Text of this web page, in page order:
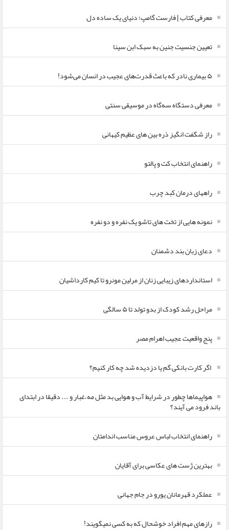
معرفی کتاب | فارست گامپ؛ دنیای یک ساده دل
تعیین جنسیت جنین به سبک ابن سینا
۵ بیماری نادر که باعث قدرت‌های عجیب در انسان می‌شود!
معرفی دستگاه سه‌گاه در موسیقی سنتی
راز شگفت انگیز ذره بین های عظیم کیهانی
راهنمای انتخاب کت و پالتو
راههای درمان کبد چرب
نمونه هایی از تخت های تاشو یک نفره و دو نفره
دعای زبان بند دشمنان
استانداردهای زیبایی زنان از مرلین مونرو تا کیم کارداشیان
مراحل رشد کودک از بدو تولد تا ۵ سالگی
پنج واقعیت عجیب اهرام مصر
اگر کارت بانکی گم یا دزدیده شد چه کار کنیم؟
هواپیماها چطور در شرایط آب و هوایی بد مثل مه،غبار و …. دقیقا در ابتدای
باند فرود می آیند؟
راهنمای انتخاب لباس عروس مناسب اندامتان
بهترین ژست های عکاسی برای آقایان
عملکرد قهرمانان یورو در جام جهانی
رازهای مهم افراد خوشحال که به کسی نمیگویند!